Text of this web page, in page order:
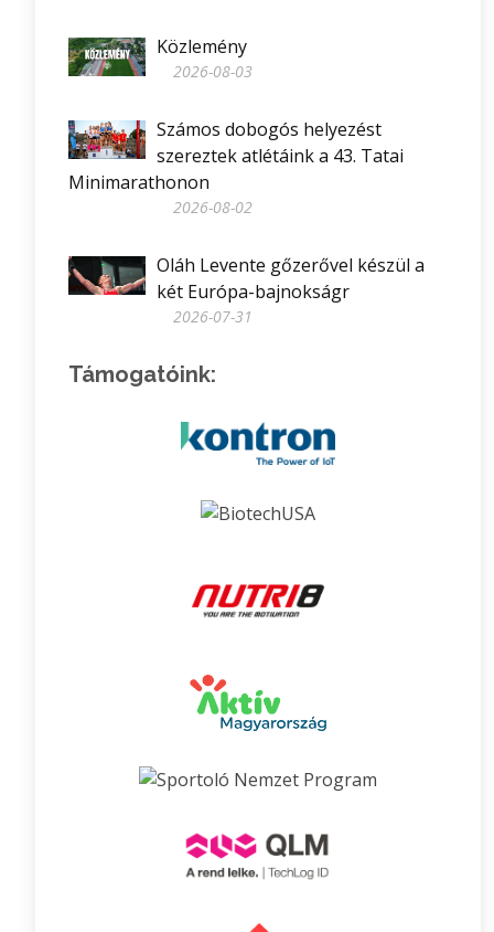
Közlemény
2026-08-03
Számos dobogós helyezést
szereztek atlétáink a 43. Tatai
Minimarathonon
2026-08-02
Oláh Levente gőzerővel készül a
két Európa-bajnokságr
2026-07-31
Támogatóink: